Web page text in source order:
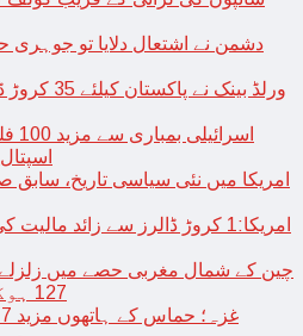
دشمن نے اشتعال دلایا تو جوہری
ورلڈ بینک
امریکا میں نئی سیاسی تاریخ،
امریکا:1 کروڑ ڈالرز سے زائد
چین کے شمال مغربی حصے میں زلزلے
127 ہوگئی، 700 افراد زخمی